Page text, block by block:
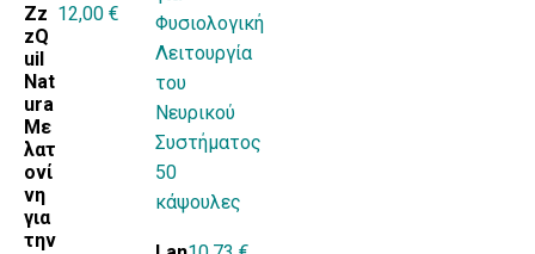
Zz
zQ
uil
Nat
ura
Με
λατ
ονί
νη
για
την
12,00 €